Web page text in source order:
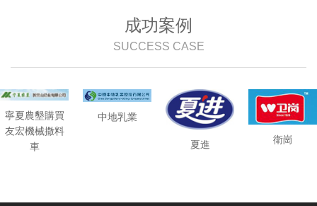
成功案例
SUCCESS CASE
寧夏農墾購買
友宏機械撒料
車
中地乳業
夏進 衛崗